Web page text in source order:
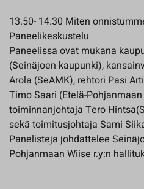
13.50- 14.30 Miten
Paneelikeskustelu
Paneelissa ovat mukana
(Seinäjoen kaupunki),
Arola (SeAMK), rehtori Pasi
Timo Saari (Etelä-
toiminnanjohtaja Tero
sekä toimitusjohtaja Sami
Panelisteja johdattelee
Pohjanmaan Wiise r.y:n